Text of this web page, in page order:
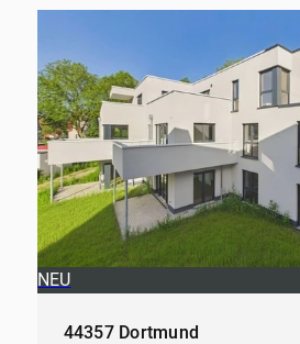
NEU
44357 Dortmund